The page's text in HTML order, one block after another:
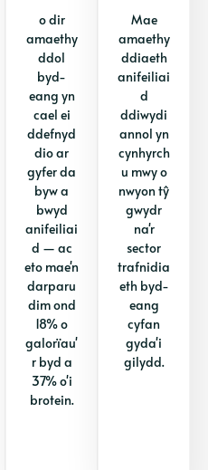
o dir
amaethy
ddol
byd-
eang yn
cael ei
ddefnyd
dio ar
gyfer da
byw a
bwyd
anifeiliai
d — ac
eto mae'n
darparu
dim ond
18% o
galorïau'
r byd a
37% o'i
brotein.
Mae
amaethy
ddiaeth
anifeiliai
d
ddiwydi
annol yn
cynhyrch
u mwy o
nwyon tŷ
gwydr
na'r
sector
trafnidia
eth byd-
eang
cyfan
gyda'i
gilydd.